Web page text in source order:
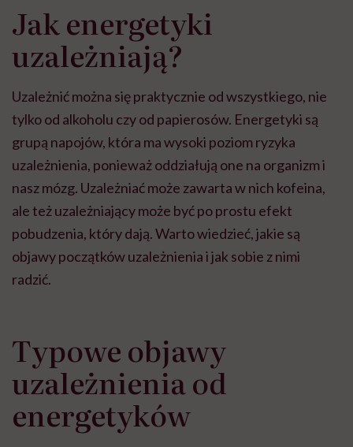
Jak energetyki
uzależniają?
Uzależnić można się praktycznie od wszystkiego, nie
tylko od alkoholu czy od papierosów. Energetyki są
grupą napojów, która ma wysoki poziom ryzyka
uzależnienia, ponieważ oddziałują one na organizm i
nasz mózg. Uzależniać może zawarta w nich kofeina,
ale też uzależniający może być po prostu efekt
pobudzenia, który dają. Warto wiedzieć, jakie są
objawy początków uzależnienia i jak sobie z nimi
radzić.
Typowe objawy
uzależnienia od
energetyków